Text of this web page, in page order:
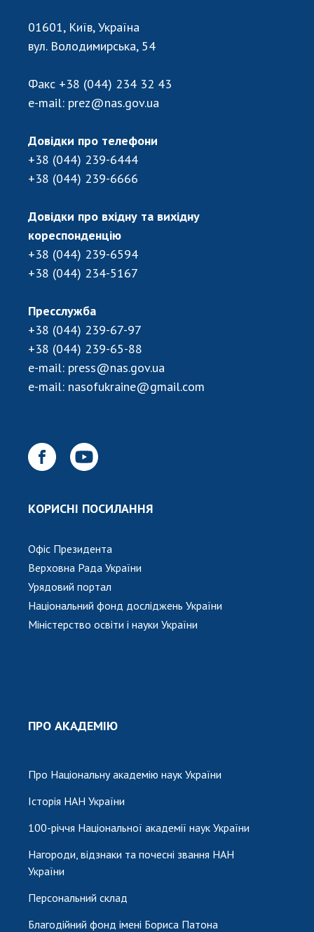
Підготовка наукових кадрів
Робота з молоддю
МІЖНАРОДНЕ СПІВРОБІТНИЦТВО
Міжнародні угоди
Міжнародні програми та конкурси
Нормативні акти НАН України
Державний бюджет НАН України
Вибори до складу НАН України
НОВИНИ
ЗАСІДАННЯ ПРЕЗИДІЇ НАН УКРАЇНИ
НАУКОВІ ВИДАННЯ
КОНТАКТИ
01601, Київ, Україна
вул. Володимирська, 54
Факс +38 (044) 234 32 43
e-mail: prez@nas.gov.ua
Довідки про телефони
+38 (044) 239-6444
+38 (044) 239-6666
Довідки про вхідну та вихідну
кореспонденцію
+38 (044) 239-6594
+38 (044) 234-5167
Пресслужба
+38 (044) 239-67-97
+38 (044) 239-65-88
e-mail: press@nas.gov.ua
e-mail: nasofukraine@gmail.com
КОРИСНІ ПОСИЛАННЯ
Офіс Президента
Верховна Рада України
Урядовий портал
Національний фонд досліджень України
Міністерство освіти і науки України
ПРО АКАДЕМІЮ
Про Національну академію наук України
Історія НАН України
100-річчя Національної академії наук України
Нагороди, відзнаки та почесні звання НАН
України
Персональний склад
Благодійний фонд імені Бориса Патона